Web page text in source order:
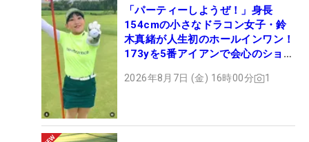
「パーティーしようぜ！」身長
154cmの小さなドラコン女子・鈴
木真緒が人生初のホールインワン！
173yを5番アイアンで会心のショッ
2026年8月7日 (金) 16時00分 1